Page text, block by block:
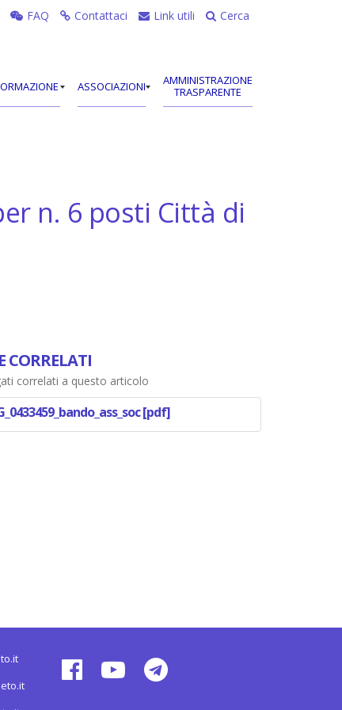
FAQ Contattaci Link utili Cerca
ASSOCIAZIONI
AMMINISTRAZIONE
TRASPARENTE
n. 6 posti Città di
CORRELATI
correlati a questo articolo
[pdf]